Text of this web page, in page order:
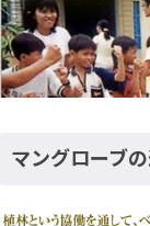
マングローブ